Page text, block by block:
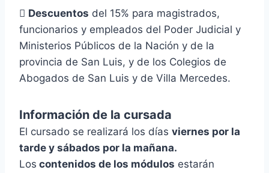
 Descuentos del 15% para magistrados,
funcionarios y empleados del Poder Judicial y
Ministerios Públicos de la Nación y de la
provincia de San Luis, y de los Colegios de
Abogados de San Luis y de Villa Mercedes.
Información de la cursada
El cursado se realizará los días viernes por la
tarde y sábados por la mañana.
Los contenidos de los módulos estarán